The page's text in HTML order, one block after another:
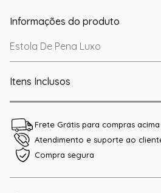
Informações do produto
Estola De Pena Luxo
Itens Inclusos
Frete Grátis para compras
Atendimento e suporte ao
Compra segura